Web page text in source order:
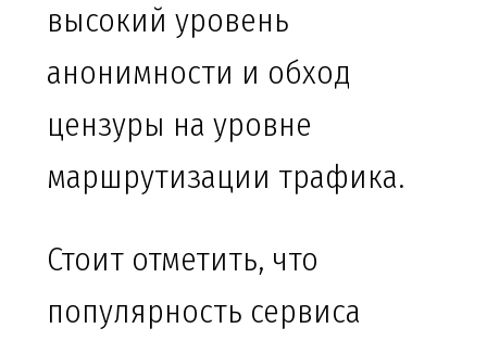
высокий уровень
анонимности и обход
цензуры на уровне
маршрутизации трафика.
Стоит отметить, что
популярность сервиса